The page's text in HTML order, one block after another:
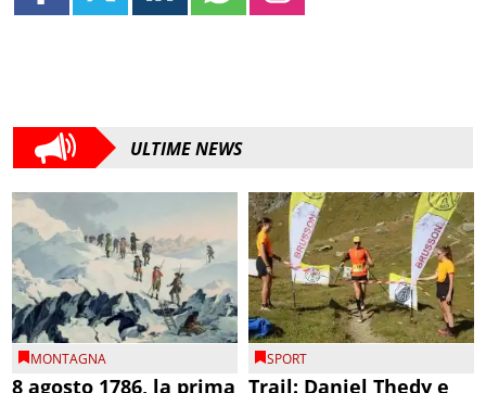
ULTIME NEWS
MONTAGNA
8 agosto 1786, la prima
SPORT
Trail: Daniel Thedy e